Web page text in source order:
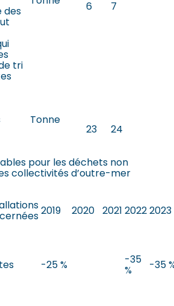
des
tri
6 7
Tonne
23 24
pour les déchets non
collectivités d’outre-mer
2019 2020 2021 20222023
-25 % -35
% -35